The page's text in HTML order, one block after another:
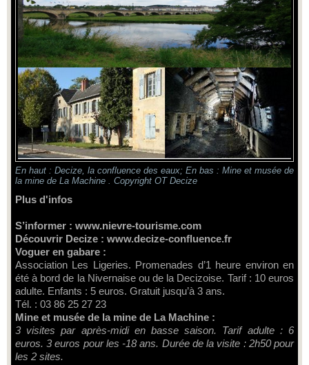
En haut : Decize, la confluence des eaux; En bas : Mine et musée de
la mine de La Machine . Copyright OT Decize
Plus d'infos
S’informer : www.nievre-tourisme.com
Découvrir Decize : www.decize-confluence.fr
Voguer en gabare :
Association Les Ligeries. Promenades d’1 heure environ en
été à bord de la Nivernaise ou de la Decizoise. Tarif : 10 euros
adulte. Enfants : 5 euros. Gratuit jusqu’à 3 ans.
Tél. : 03 86 25 27 23
Mine et musée de la mine de La Machine :
3 visites par après-midi en basse saison. Tarif adulte : 6
euros. 3 euros pour les -18 ans. Durée de la visite : 2h50 pour
les 2 sites.